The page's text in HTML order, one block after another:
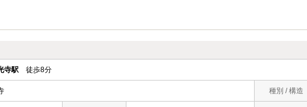
寺駅 徒歩8分
種別 / 構造